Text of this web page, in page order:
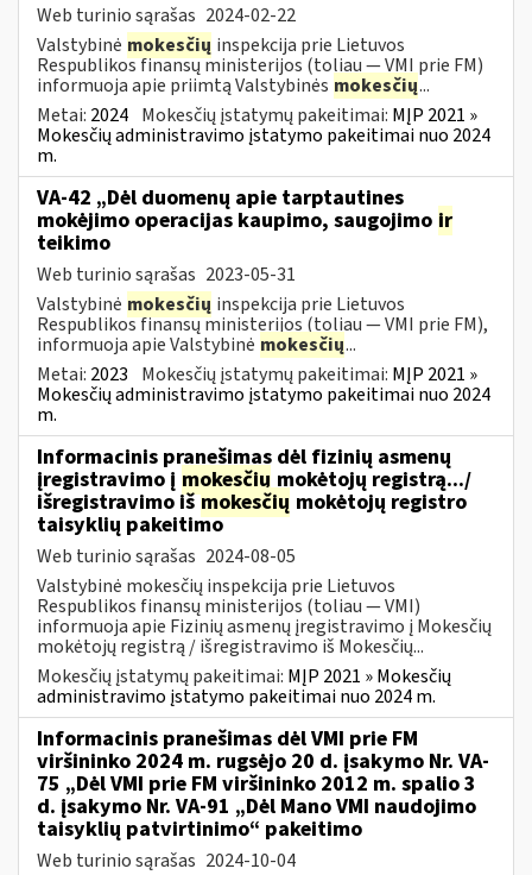
Web turinio sąrašas 2024-02-22
Valstybinė mokesčių inspekcija prie Lietuvos
Respublikos finansų ministerijos (toliau ― VMI prie FM)
informuoja apie priimtą Valstybinės mokesčių...
Metai: 2024 Mokesčių įstatymų pakeitimai: MĮP 2021 »
Mokesčių administravimo įstatymo pakeitimai nuo 2024
m.
VA-42 „Dėl duomenų apie tarptautines
mokėjimo operacijas kaupimo, saugojimo ir
teikimo
Web turinio sąrašas 2023-05-31
Valstybinė mokesčių inspekcija prie Lietuvos
Respublikos finansų ministerijos (toliau ― VMI prie FM),
informuoja apie Valstybinė mokesčių...
Metai: 2023 Mokesčių įstatymų pakeitimai: MĮP 2021 »
Mokesčių administravimo įstatymo pakeitimai nuo 2024
m.
Informacinis pranešimas dėl fizinių asmenų
įregistravimo į mokesčių mokėtojų registrą.../
išregistravimo išmokesčių mokėtojų registro
taisyklių pakeitimo
Web turinio sąrašas 2024-08-05
Valstybinė mokesčių inspekcija prie Lietuvos
Respublikos finansų ministerijos (toliau — VMI)
informuoja apie Fizinių asmenų įregistravimo į Mokesčių
mokėtojų registrą / išregistravimo iš Mokesčių...
Mokesčių įstatymų pakeitimai: MĮP 2021 » Mokesčių
administravimo įstatymo pakeitimai nuo 2024 m.
Informacinis pranešimas dėl VMI prie FM
viršininko 2024 m. rugsėjo 20 d. įsakymo Nr. VA-
75 „Dėl VMI prie FM viršininko 2012 m. spalio 3
d. įsakymo Nr. VA-91 „Dėl Mano VMI naudojimo
taisyklių patvirtinimo“ pakeitimo
Web turinio sąrašas 2024-10-04